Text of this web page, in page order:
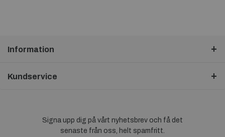
Information
Kundservice
Signa upp dig på vårt nyhetsbrev och få det
senaste från oss, helt spamfritt.